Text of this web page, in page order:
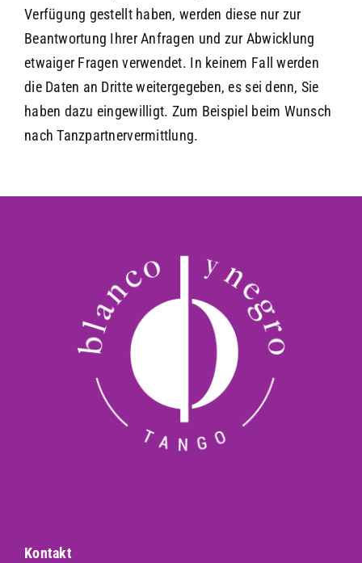
Verfügung gestellt haben, werden diese nur zur
Beantwortung Ihrer Anfragen und zur Abwicklung
etwaiger Fragen verwendet. In keinem Fall werden
die Daten an Dritte weitergegeben, es sei denn, Sie
haben dazu eingewilligt. Zum Beispiel beim Wunsch
nach Tanzpartnervermittlung.
Kontakt